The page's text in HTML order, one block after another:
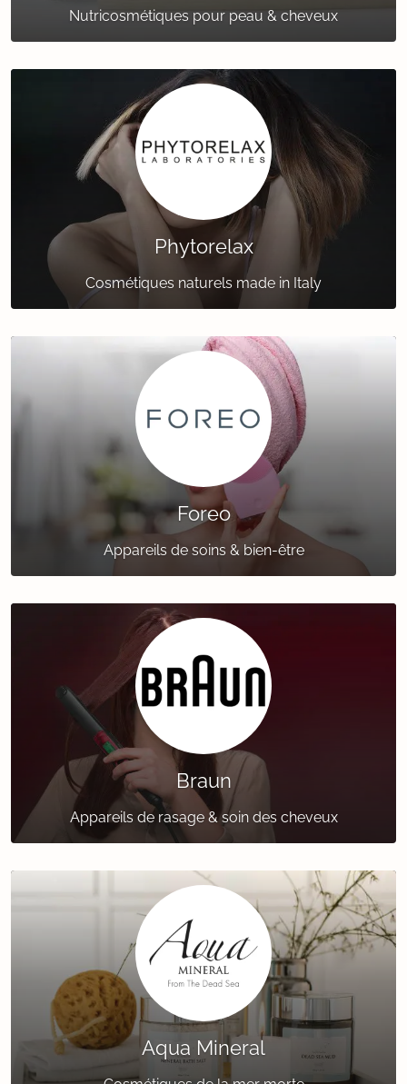
Nutricosmétiques pour peau & cheveux
Phytorelax
Cosmétiques naturels made in Italy
Foreo
Appareils de soins & bien-être
Braun
Appareils de rasage & soin des cheveux
Aqua Mineral